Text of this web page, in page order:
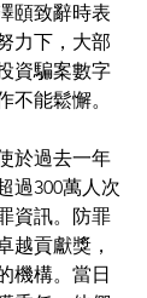
頤致辭時表
力下，大部
資騙案數字
不能鬆懈。
於過去一年
過300萬人次
資訊。防罪
越貢獻獎，
機構。當日